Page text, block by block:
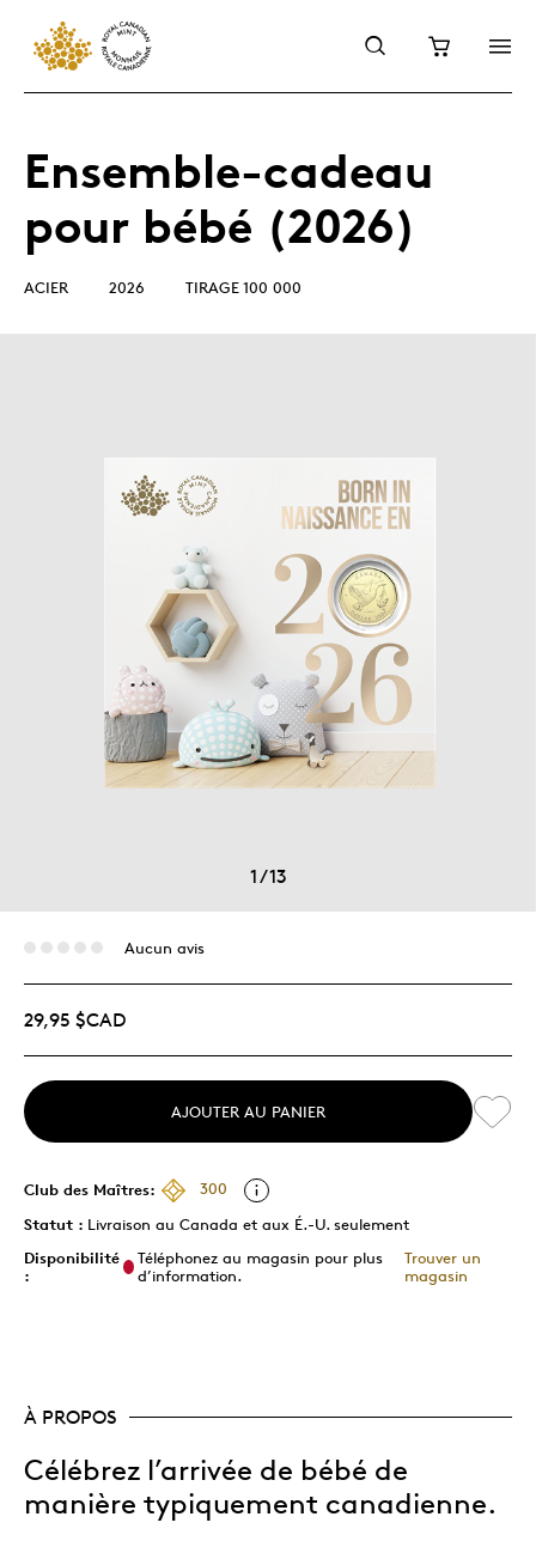
Ensemble-cadeau
pour bébé (2026)
ACIER 2026 TIRAGE 100 000
1/13
Aucun avis
29,95 $CAD
AJOUTER AU PANIER
Club des Maîtres:
300
Statut : Livraison au Canada et aux É.-U. seulement
Disponibilité
:
Téléphonez au magasin pour plus
d’information.
Trouver un
magasin
À PROPOS
Célébrez l’arrivée de bébé de
manière typiquement canadienne.